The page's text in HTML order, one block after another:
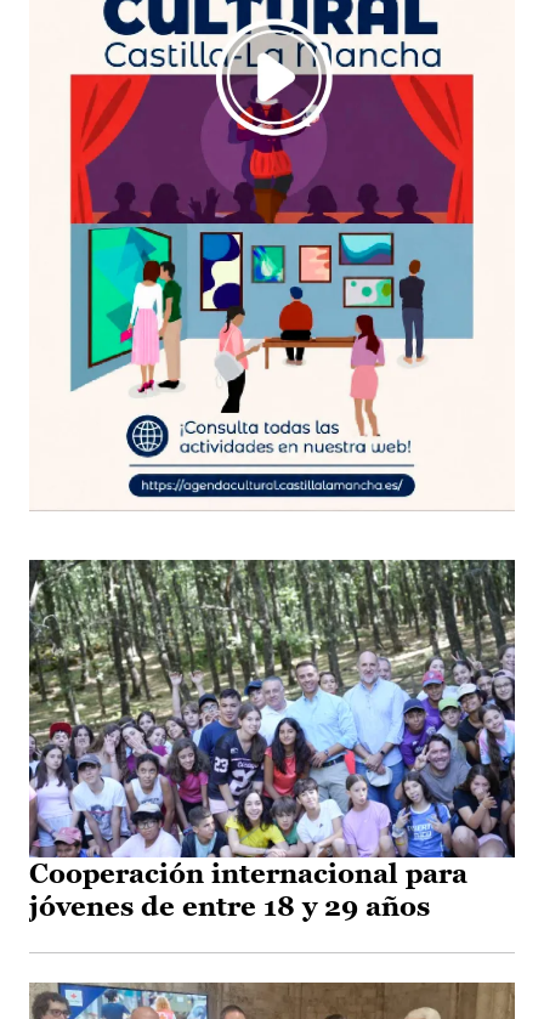
Cooperación internacional para
jóvenes de entre 18 y 29 años